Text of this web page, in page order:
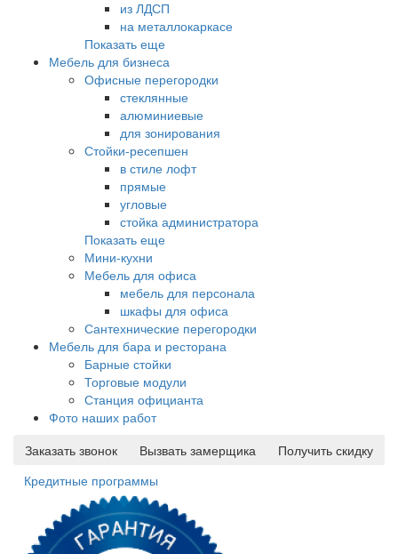
из ЛДСП
на металлокаркасе
Показать еще
Мебель для бизнеса
Офисные перегородки
стеклянные
алюминиевые
для зонирования
Стойки-ресепшен
в стиле лофт
прямые
угловые
стойка администратора
Показать еще
Мини-кухни
Мебель для офиса
мебель для персонала
шкафы для офиса
Сантехнические перегородки
Мебель для бара и ресторана
Барные стойки
Торговые модули
Станция официанта
Фото наших работ
Заказать звонок
Вызвать замерщика
Получить скидку
Кредитные программы